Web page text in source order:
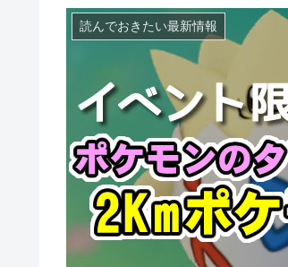
読んでおきたい最新情報